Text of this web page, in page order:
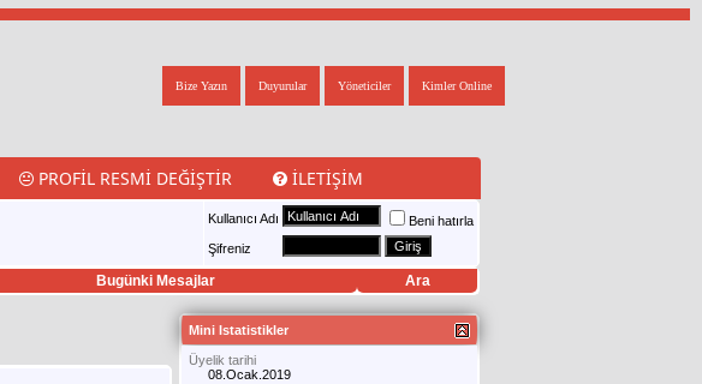
Kimler Online
Yöneticiler
Duyurular
Bize Yazın
PROFIL RESMI DEĞIŞTIR İLETIŞIM
Kullanıcı Adı
Beni hatırla
Şifreniz
Bugünki Mesajlar Ara
Mini Istatistikler
Üyelik tarihi
08.Ocak.2019